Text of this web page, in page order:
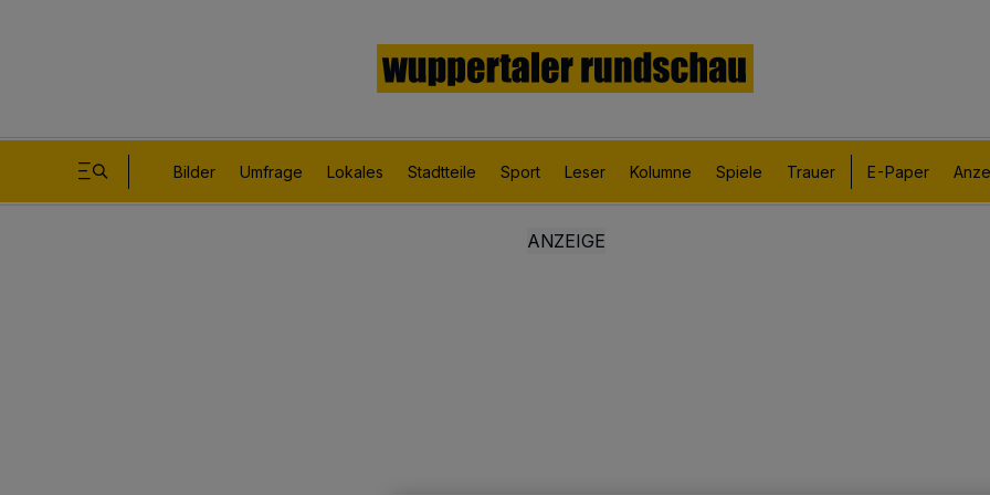
Bilder Umfrage Lokales Stadtteile Sport Leser Kolumne Spiele Trauer E-Paper